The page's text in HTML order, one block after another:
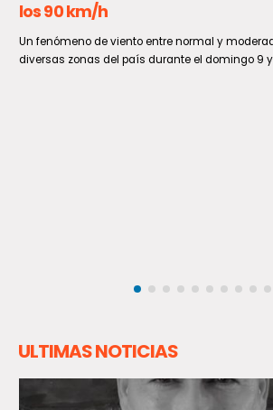
De acuerdo a lo informado por el Ministerio de
Epidemiológica 30, entre el 26 de julio...
ULTIMAS NOTICIAS